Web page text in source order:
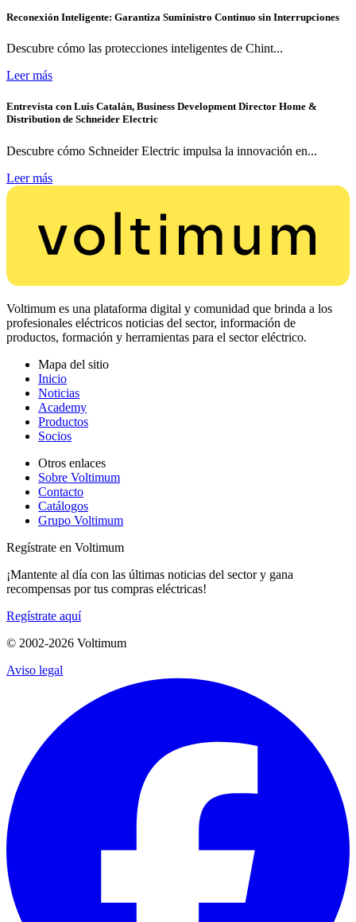
Reconexión Inteligente: Garantiza Suministro Continuo sin Interrupciones
Descubre cómo las protecciones inteligentes de Chint...
Leer más
Entrevista con Luis Catalán, Business Development Director Home &
Distribution de Schneider Electric
Descubre cómo Schneider Electric impulsa la innovación en...
Leer más
Voltimum es una plataforma digital y comunidad que brinda a los
profesionales eléctricos noticias del sector, información de
productos, formación y herramientas para el sector eléctrico.
Mapa del sitio
Inicio
Noticias
Academy
Productos
Socios
Otros enlaces
Sobre Voltimum
Contacto
Catálogos
Grupo Voltimum
Regístrate en Voltimum
¡Mantente al día con las últimas noticias del sector y gana
recompensas por tus compras eléctricas!
Regístrate aquí
© 2002-2026 Voltimum
Aviso legal